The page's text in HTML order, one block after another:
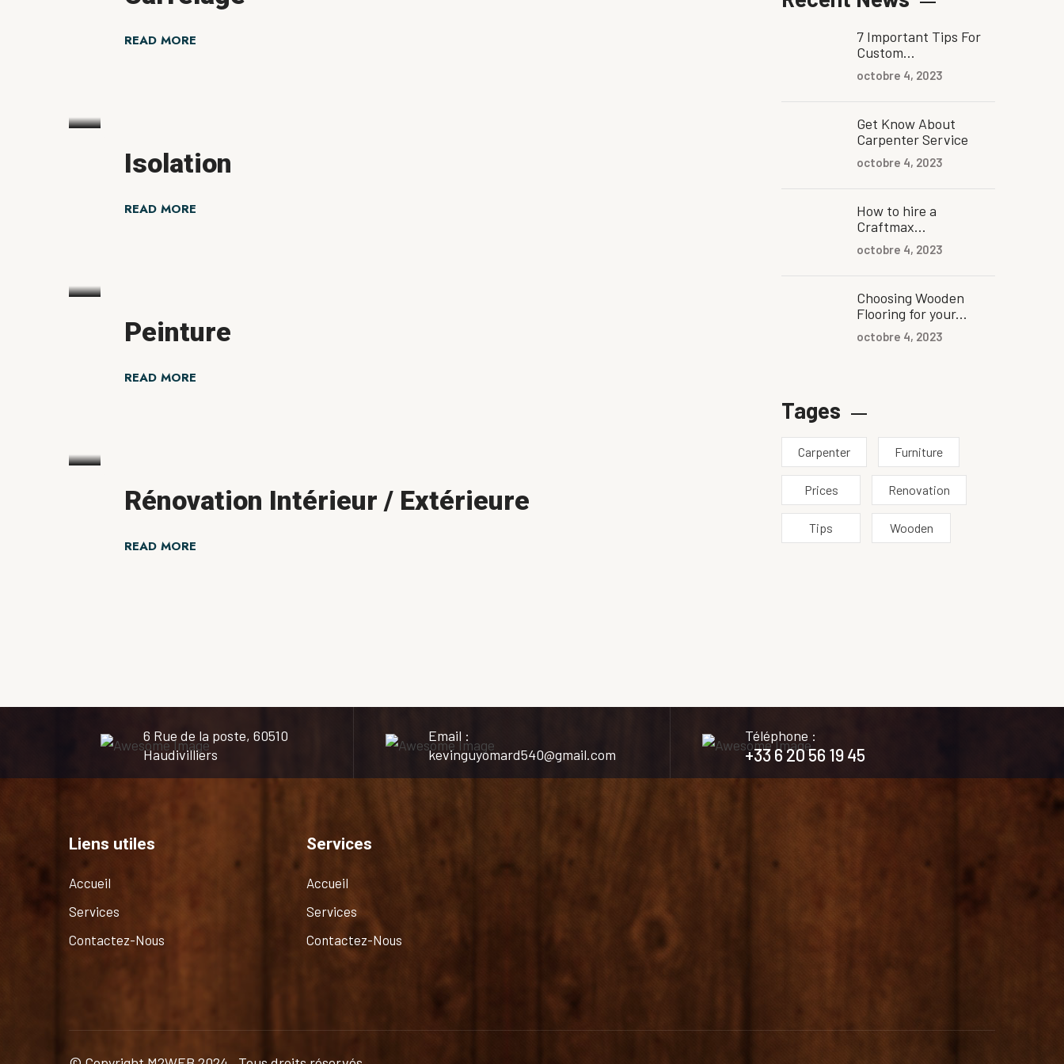
READ MORE
Isolation
READ MORE
Peinture
READ MORE
Rénovation Intérieur / Extérieure
READ MORE
7 Important Tips For
Custom...
octobre 4, 2023
Get Know About
Carpenter Service
octobre 4, 2023
How to hire a
Craftmax...
octobre 4, 2023
Choosing Wooden
Flooring for your...
octobre 4, 2023
Tages
Carpenter Furniture
Prices Renovation
Tips Wooden
6 Rue de la poste, 60510
Haudivilliers
Email :
kevinguyomard540@gmail.com
Téléphone :
+33 6 20 56 19 45
Liens utiles
Accueil
Services
Contactez-Nous
Services
Accueil
Services
Contactez-Nous